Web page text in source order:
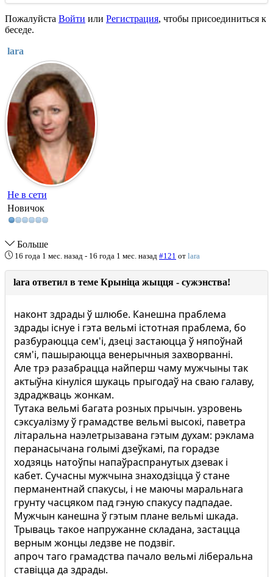
Пожалуйста Войти или Регистрация, чтобы присоединиться к
беседе.
lara
Не в сети
Новичок
Больше
16 года 1 мес. назад - 16 года 1 мес. назад #121 от lara
lara ответил в теме Крыніца жыцця - сужэнства!
наконт здрады ў шлюбе. Канешна праблема
здрады існуе і гэта вельмі істотная праблема, бо
разбураюцца сем'і, дзеці застаюцца ў няпоўнай
сям'і, пашыраюцца венерычныя захворванні.
Але трэ разабрацца найперш чаму мужчыны так
актыўна кінуліся шукаць прыгодаў на сваю галаву,
здраджваць жонкам.
Тутака вельмі багата розных прычын. узровень
сэксуалізму ў грамадстве вельмі высокі, паветра
літаральна наэлетрызавана гэтым духам: рэклама
перанасычана голымі дзеўкамі, па горадзе
ходзяць натоўпы напаўраспранутых дзевак і
кабет. Сучасны мужчына знаходзіцца ў стане
перманентнай спакусы, і не маючы маральнага
грунту часцяком пад гэную спакусу падпадае.
Мужчын канешна ў гэтым плане вельмі шкада.
Трываць такое напружанне складана, застацца
верным жонцы ледзве не подзвіг.
апроч таго грамадства пачало вельмі ліберальна
ставіцца да здрады.